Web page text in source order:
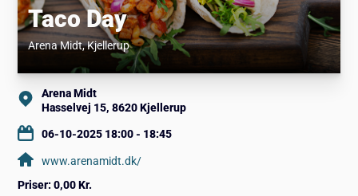
Taco Day
Arena Midt, Kjellerup
Arena Midt
Hasselvej 15, 8620 Kjellerup
06-10-2025 18:00 - 18:45
www.arenamidt.dk/
Priser: 0,00 Kr.